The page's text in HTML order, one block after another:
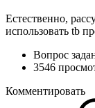
Естественно,
использовать tb
Вопрос
3546
Комментировать